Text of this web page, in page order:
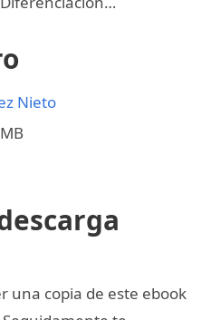
Nieto
una copia de este ebook